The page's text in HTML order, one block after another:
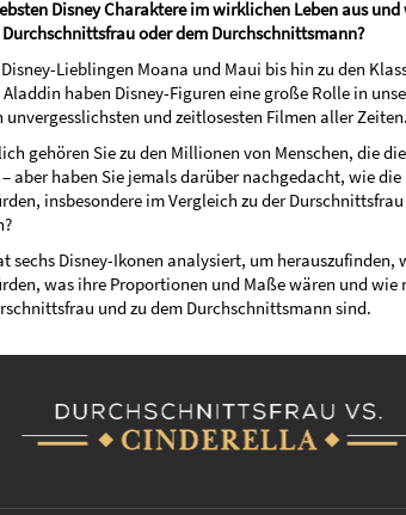
Disney Charaktere im wirklichen Leben aus
oder dem Durchschnittsmann?
Lieblingen Moana und Maui bis hin zu den
haben Disney-Figuren eine große Rolle in
unvergesslichsten und zeitlosesten Filmen aller Zeiten.
gehören Sie zu den Millionen von Menschen, die
aber haben Sie jemals darüber nachgedacht, wie
insbesondere im Vergleich zu der
sechs Disney-Ikonen analysiert, um herauszufinden,
was ihre Proportionen und Maße wären und wie
und zu dem Durchschnittsmann sind.